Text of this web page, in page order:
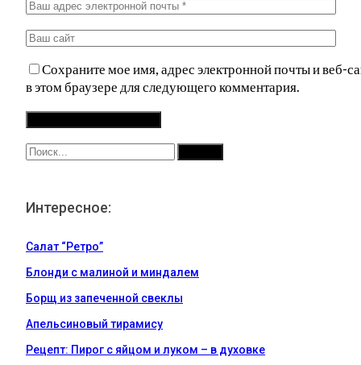
Сохраните мое имя, адрес электронной почты и веб-
в этом браузере для следующего комментария.
Интересное:
Салат “Ретро”
Блонди с малиной и миндалем
Борщ из запеченной свеклы
Апельсиновый тирамису
Рецепт: Пирог с яйцом и луком – в духовке